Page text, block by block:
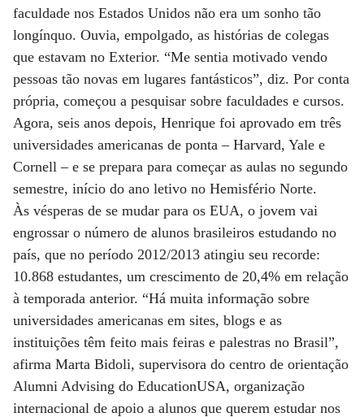
faculdade nos Estados Unidos não era um sonho tão
longínquo. Ouvia, empolgado, as histórias de colegas
que estavam no Exterior. “Me sentia motivado vendo
pessoas tão novas em lugares fantásticos”, diz. Por conta
própria, começou a pesquisar sobre faculdades e cursos.
Agora, seis anos depois, Henrique foi aprovado em três
universidades americanas de ponta – Harvard, Yale e
Cornell – e se prepara para começar as aulas no segundo
semestre, início do ano letivo no Hemisfério Norte.
Às vésperas de se mudar para os EUA, o jovem vai
engrossar o número de alunos brasileiros estudando no
país, que no período 2012/2013 atingiu seu recorde:
10.868 estudantes, um crescimento de 20,4% em relação
à temporada anterior. “Há muita informação sobre
universidades americanas em sites, blogs e as
instituições têm feito mais feiras e palestras no Brasil”,
afirma Marta Bidoli, supervisora do centro de orientação
Alumni Advising do EducationUSA, organização
internacional de apoio a alunos que querem estudar nos